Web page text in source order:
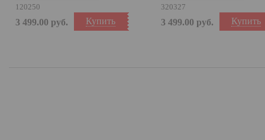
120250
Купить
3 499.00 руб.
320327
Купить
3 499.00 руб.